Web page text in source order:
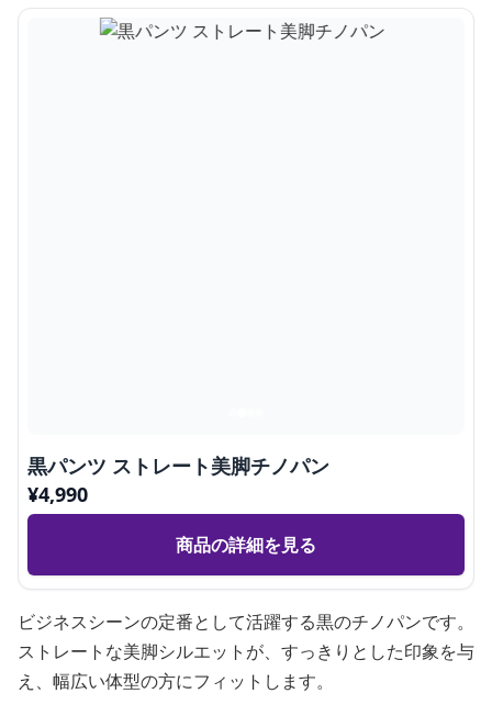
黒パンツ ストレート美脚チノパン
¥4,990
商品の詳細を見る
ビジネスシーンの定番として活躍する黒のチノパンです。
ストレートな美脚シルエットが、すっきりとした印象を与
え、幅広い体型の方にフィットします。